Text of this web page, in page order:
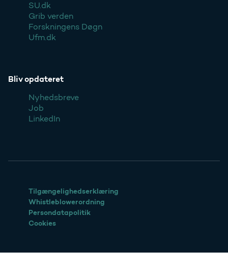
SU.dk
Grib verden
Forskningens Døgn
Ufm.dk
Bliv opdateret
Nyhedsbreve
Job
LinkedIn
Tilgængelighedserklæring
Whistleblowerordning
Persondatapolitik
Cookies